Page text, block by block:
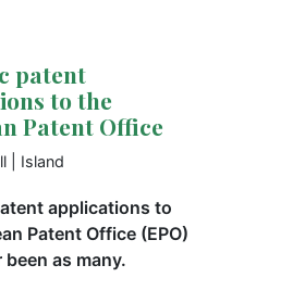
patent
to the
Patent Office
| Island
applications to
Patent Office (EPO)
been as many.